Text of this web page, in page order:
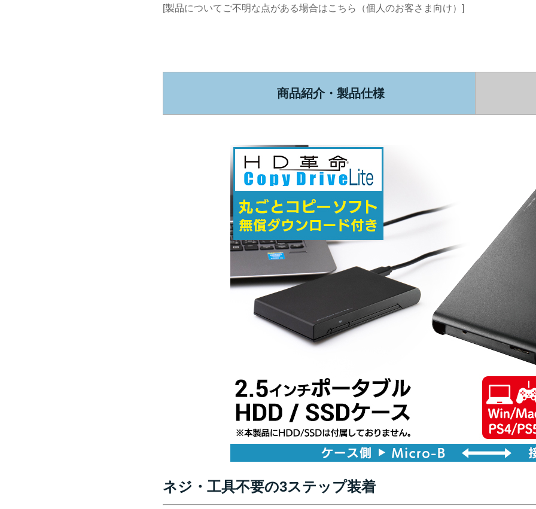
[製品についてご不明な点がある場合はこちら（個人のお客さま向け）]
商品紹介・製品仕様
ネジ・工具不要の3ステップ装着